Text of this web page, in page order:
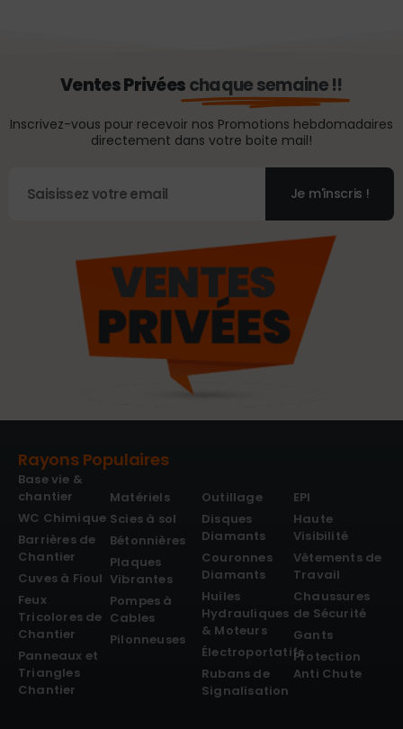
Ventes Privéeschaque semaine !!
Inscrivez-vous pour recevoir nos Promotions hebdomadaires
directement dans votre boite mail!
Je m'inscris !
Rayons Populaires
Base vie &
chantier
WC Chimique
Barrières de
Chantier
Cuves à Fioul
Feux
Tricolores de
Chantier
Panneaux et
Triangles
Chantier
Matériels
Scies à sol
Bétonnières
Plaques
Vibrantes
Pompes à
Cables
Pilonneuses
Outillage
Disques
Diamants
Couronnes
Diamants
Huiles
Hydrauliques
& Moteurs
Électroportatifs
Rubans de
Signalisation
EPI
Haute
Visibilité
Vêtements de
Travail
Chaussures
de Sécurité
Gants
Protection
Anti Chute